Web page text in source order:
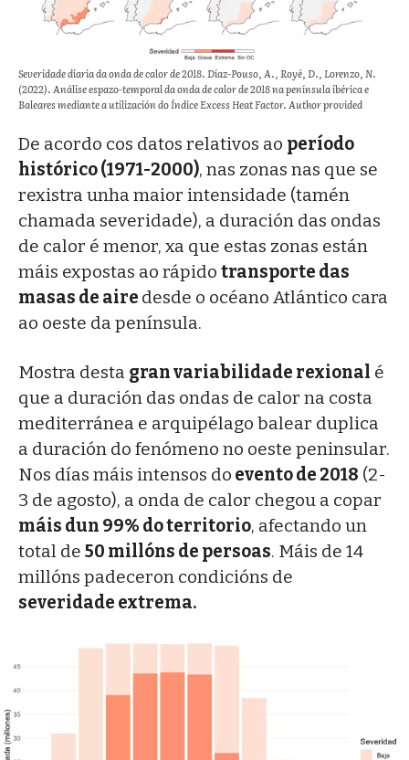
Severidade diaria da onda de calor de 2018. Díaz-Pouso, A., Royé, D., Lorenzo, N.
(2022). Análise espazo-temporal da onda de calor de 2018 na península ibérica e
Baleares mediante a utilización do Índice Excess Heat Factor. Author provided
De acordo cos datos relativos ao período
histórico (1971-2000), nas zonas nas que se
rexistra unha maior intensidade (tamén
chamada severidade), a duración das ondas
de calor é menor, xa que estas zonas están
máis expostas ao rápido transporte das
masas de aire desde o océano Atlántico cara
ao oeste da península.
Mostra desta gran variabilidade rexional é
que a duración das ondas de calor na costa
mediterránea e arquipélago balear duplica
a duración do fenómeno no oeste peninsular.
Nos días máis intensos do evento de 2018 (2-
3 de agosto), a onda de calor chegou a copar
máis dun 99% do territorio, afectando un
total de 50 millóns de persoas. Máis de 14
millóns padeceron condicións de
severidade extrema.